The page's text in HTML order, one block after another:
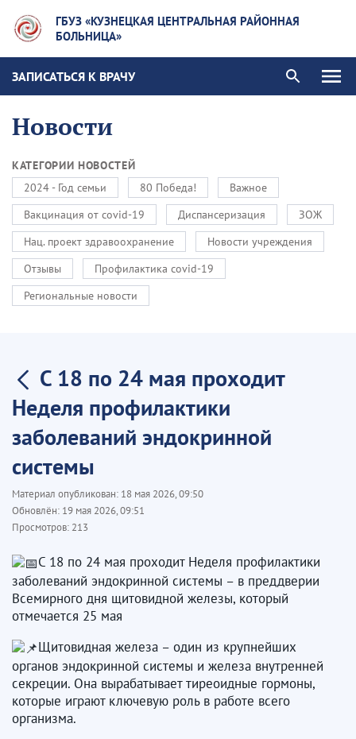
ГБУЗ «КУЗНЕЦКАЯ ЦЕНТРАЛЬНАЯ РАЙОННАЯ
БОЛЬНИЦА»
ЗАПИСАТЬСЯ К ВРАЧУ
Новости
КАТЕГОРИИ НОВОСТЕЙ
2024 - Год семьи
80 Победа!
Важное
Вакцинация от covid-19
Диспансеризация
ЗОЖ
Нац. проект здравоохранение
Новости учреждения
Отзывы
Профилактика covid-19
Региональные новости
С 18 по 24 мая проходит
Неделя профилактики
заболеваний эндокринной
системы
Материал опубликован: 18 мая 2026, 09:50
Обновлён: 19 мая 2026, 09:51
Просмотров: 213
С 18 по 24 мая проходит Неделя профилактики
заболеваний эндокринной системы – в преддверии
Всемирного дня щитовидной железы, который
отмечается 25 мая
Щитовидная железа – один из крупнейших
органов эндокринной системы и железа внутренней
секреции. Она вырабатывает тиреоидные гормоны,
которые играют ключевую роль в работе всего
организма.